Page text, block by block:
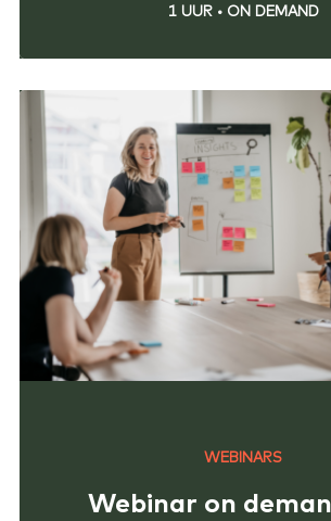
1 UUR • ON DEMAND
WEBINARS
Webinar on